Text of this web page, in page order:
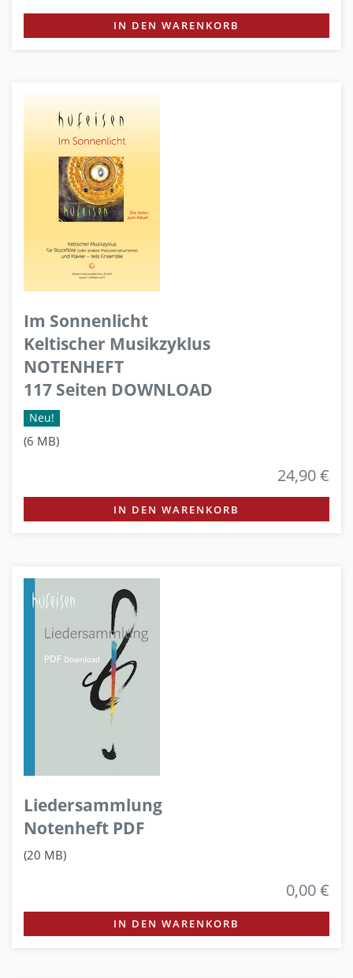
IN DEN WARENKORB
Im Sonnenlicht
Keltischer Musikzyklus
NOTENHEFT
117 Seiten DOWNLOAD
Neu!
(6 MB)
24,90 €
IN DEN WARENKORB
Liedersammlung
Notenheft PDF
(20 MB)
0,00 €
IN DEN WARENKORB